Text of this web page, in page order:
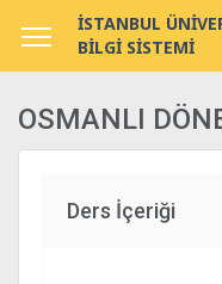
İSTANBUL
BİLGİ SİSTEMİ
OSMANLI
Ders İçeriği